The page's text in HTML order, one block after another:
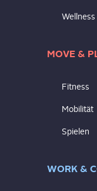
Wellness
MOVE &
Fitness
Mobilität
Spielen
WORK &